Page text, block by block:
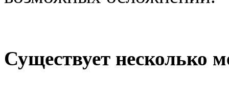
Существует несколько